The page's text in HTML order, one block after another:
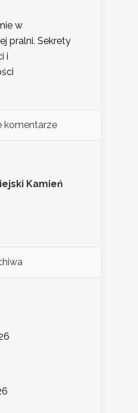
w
pralni. Sekrety
i
komentarze
Kamień